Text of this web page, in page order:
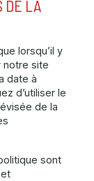
DE LA
lorsqu’il y
notre site
date à
d’utiliser le
de la
sont